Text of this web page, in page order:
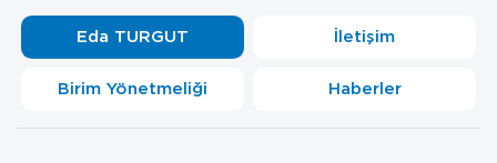
Eda TURGUT İletişim
Birim Yönetmeliği Haberler